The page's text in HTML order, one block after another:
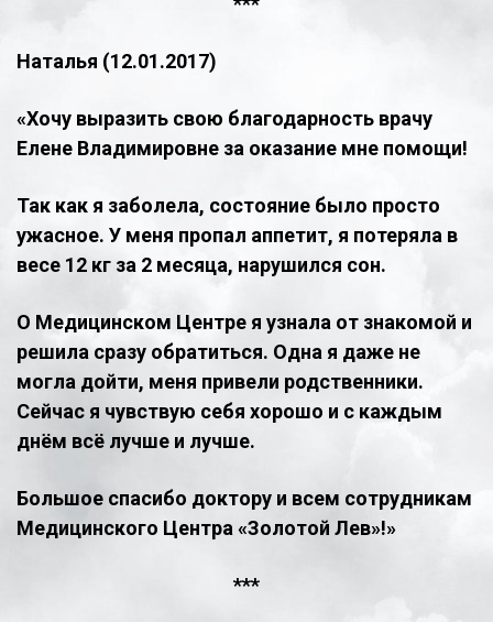
Наталья (12.01.2017)
«Хочу выразить свою благодарность врачу
Елене Владимировне за оказание мне помощи!
Так как я заболела, состояние было просто
ужасное. У меня пропал аппетит, я потеряла в
весе 12 кг за 2 месяца, нарушился сон.
О Медицинском Центре я узнала от знакомой и
решила сразу обратиться. Одна я даже не
могла дойти, меня привели родственники.
Сейчас я чувствую себя хорошо и с каждым
днём всё лучше и лучше.
Большое спасибо доктору и всем сотрудникам
Медицинского Центра «Золотой Лев»!»
​***